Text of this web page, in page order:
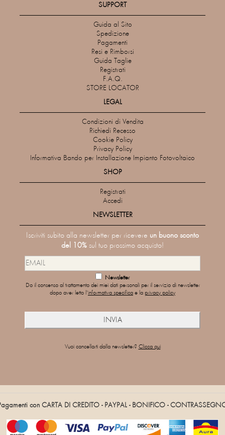
SUPPORT
Guida al Sito
Spedizione
Pagamenti
Resi e Rimborsi
Guida Taglie
Registrati
F.A.Q.
STORE LOCATOR
LEGAL
Condizioni di Vendita
Richiedi Recesso
Cookie Policy
Privacy Policy
Informativa Bando per Installazione Impianto Fotovoltaico
SHOP
Registrati
Accedi
NEWSLETTER
Iscriviti subito alla newsletter per ricevere un buono sconto
del 10% sul tuo prossimo acquisto!
Newsletter
Do il consenso al trattamento dei miei dati personali per il servizio di newsletter
dopo aver letto l'informativa specifica e la privacy policy
Vuoi cancellarti dalla newsletter? Clicca qui
con CARTA DI CREDITO - PAYPAL - BONIFICO -